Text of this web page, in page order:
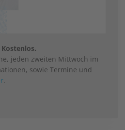
jeden zweiten Mittwoch im
sowie Termine und
.